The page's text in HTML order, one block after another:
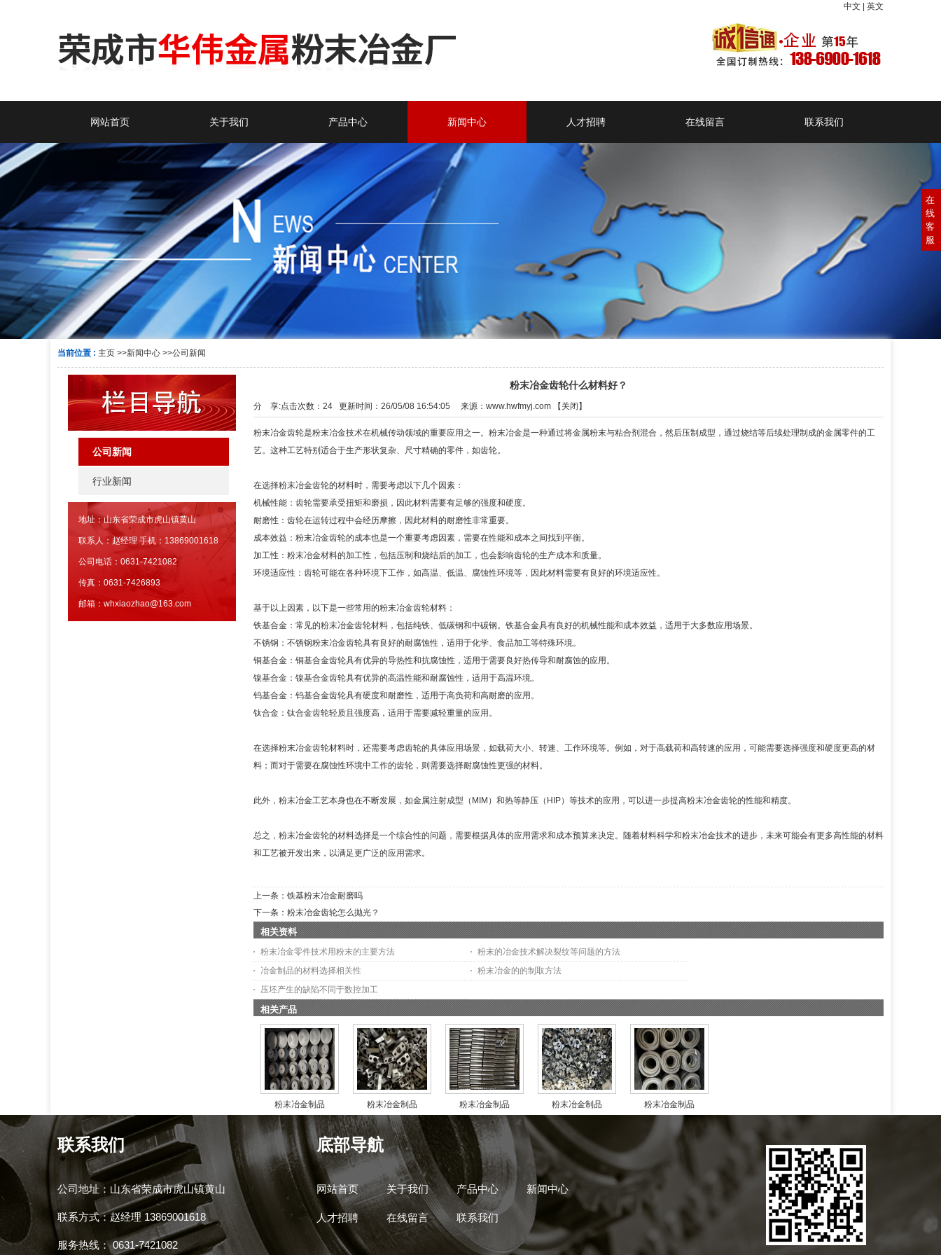
中文 英文
网站首页 关于我们 产品中心 新闻中心 人才招聘 在线留言 联系我们
当前位置 : 主页 >>新闻中心 >>公司新闻
公司新闻
行业新闻
地址：山东省荣成市虎山镇黄山
联系人：赵经理 手机：13869001618
公司电话：0631-7421082
传真：0631-7426893
邮箱：whxiaozhao@163.com
粉末冶金齿轮什么材料好？
点击次数： 24 更新时间：26/05/08 16:54:05 来源： www.hwfmyj.com 【 关闭 】
分 享:
粉末冶金齿轮是粉末冶金技术在机械传动领域的重要应用之一。粉末冶金是一种通过将金属粉末与粘合剂混合，然后压制成型，通过烧结等后续处理制成的金属零件的工
艺。这种工艺特别适合于生产形状复杂、尺寸精确的零件，如齿轮。
在选择粉末冶金齿轮的材料时，需要考虑以下几个因素：
机械性能：齿轮需要承受扭矩和磨损，因此材料需要有足够的强度和硬度。
耐磨性：齿轮在运转过程中会经历摩擦，因此材料的耐磨性非常重要。
成本效益：粉末冶金齿轮的成本也是一个重要考虑因素，需要在性能和成本之间找到平衡。
加工性：粉末冶金材料的加工性，包括压制和烧结后的加工，也会影响齿轮的生产成本和质量。
环境适应性：齿轮可能在各种环境下工作，如高温、低温、腐蚀性环境等，因此材料需要有良好的环境适应性。
基于以上因素，以下是一些常用的粉末冶金齿轮材料：
铁基合金：常见的粉末冶金齿轮材料，包括纯铁、低碳钢和中碳钢。铁基合金具有良好的机械性能和成本效益，适用于大多数应用场景。
不锈钢：不锈钢粉末冶金齿轮具有良好的耐腐蚀性，适用于化学、食品加工等特殊环境。
铜基合金：铜基合金齿轮具有优异的导热性和抗腐蚀性，适用于需要良好热传导和耐腐蚀的应用。
镍基合金：镍基合金齿轮具有优异的高温性能和耐腐蚀性，适用于高温环境。
钨基合金：钨基合金齿轮具有硬度和耐磨性，适用于高负荷和高耐磨的应用。
钛合金：钛合金齿轮轻质且强度高，适用于需要减轻重量的应用。
在选择粉末冶金齿轮材料时，还需要考虑齿轮的具体应用场景，如载荷大小、转速、工作环境等。例如，对于高载荷和高转速的应用，可能需要选择强度和硬度更高的材
料；而对于需要在腐蚀性环境中工作的齿轮，则需要选择耐腐蚀性更强的材料。
此外，粉末冶金工艺本身也在不断发展，如金属注射成型（MIM）和热等静压（HIP）等技术的应用，可以进一步提高粉末冶金齿轮的性能和精度。
总之，粉末冶金齿轮的材料选择是一个综合性的问题，需要根据具体的应用需求和成本预算来决定。随着材料科学和粉末冶金技术的进步，未来可能会有更多高性能的材料
和工艺被开发出来，以满足更广泛的应用需求。
上一条： 铁基粉末冶金耐磨吗
下一条： 粉末冶金齿轮怎么抛光？
相关资料
粉末冶金零件技术用粉末的主要方法
粉末的冶金技术解决裂纹等问题的方法
冶金制品的材料选择相关性
粉末冶金的的制取方法
压坯产生的缺陷不同于数控加工
相关产品
粉末冶金制品 粉末冶金制品 粉末冶金制品 粉末冶金制品 粉末冶金制品
联系我们
公司地址：山东省荣成市虎山镇黄山
联系方式：赵经理 13869001618
服务热线： 0631-7421082
底部导航
网站首页 关于我们 产品中心 新闻中心
人才招聘 在线留言 联系我们
在
线
客
服